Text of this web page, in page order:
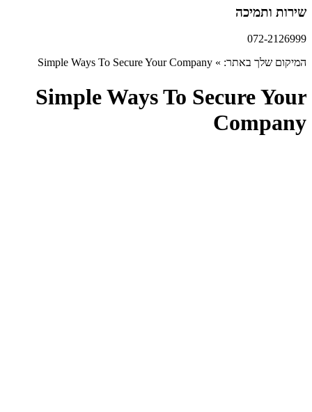
שירות ותמיכה
072-2126999
המיקום שלך באתר: »
Simple Ways To Secure Your Company
Simple Ways To Secure Your
Company